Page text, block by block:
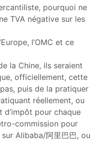
pourquoi ne
TVA négative sur les
l’OMC et ce
la Chine, ils seraient
officiellement, cette
puis de la pratiquer
réellement, ou
pour chaque
commission pour
Alibaba/阿里巴巴, ou